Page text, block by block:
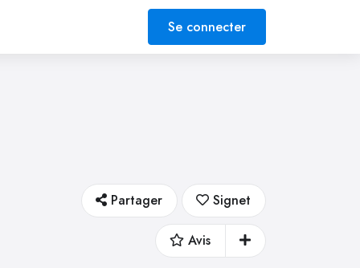
Se connecter
Partager Signet
Avis